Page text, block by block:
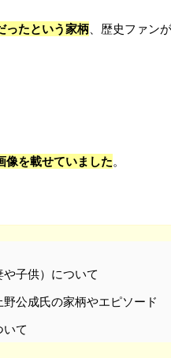
ったという家柄、歴史ファン
像を載せていました。
子供）について
公成氏の家柄やエピソード
て